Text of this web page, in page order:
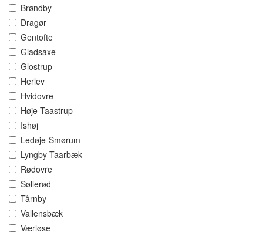
Brøndby
Dragør
Gentofte
Gladsaxe
Glostrup
Herlev
Hvidovre
Høje Taastrup
Ishøj
Ledøje-Smørum
Lyngby-Taarbæk
Rødovre
Søllerød
Tårnby
Vallensbæk
Værløse